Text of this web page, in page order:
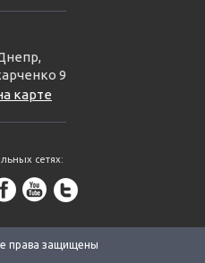
9
карте
сетях:
права защищены